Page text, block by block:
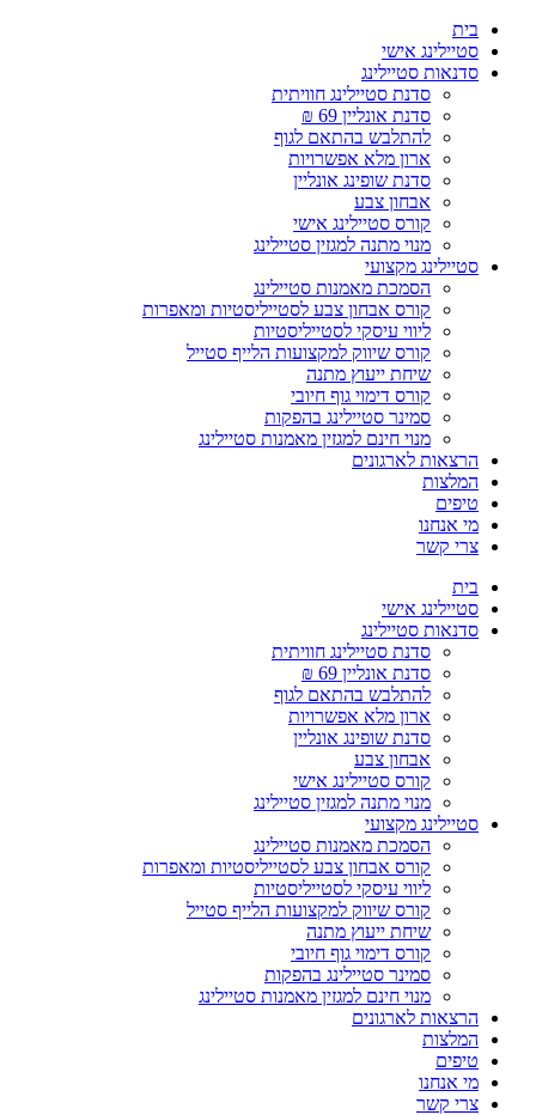
Skip
content
בית
סטיילינג אישי
סדנאות סטיילינג
סדנת סטיילינג חוויתית
סדנת אונליין 69 ₪
להתלבש בהתאם לגוף
ארון מלא אפשרויות
סדנת שופינג אונליין
אבחון צבע
קורס סטיילינג אישי
מנוי מתנה למגזין סטיילינג
סטיילינג מקצועי
הסמכת מאמנות סטיילינג
קורס אבחון צבע לסטייליסטיות ומאפרות
ליווי עיסקי לסטייליסטיות
קורס שיווק למקצועות הלייף סטייל
שיחת ייעוץ מתנה
קורס דימוי גוף חיובי
סמינר סטיילינג בהפקות
מנוי חינם למגזין מאמנות סטיילינג
הרצאות לארגונים
המלצות
טיפים
מי אנחנו
צרי קשר
בית
סטיילינג אישי
סדנאות סטיילינג
סדנת סטיילינג חוויתית
סדנת אונליין 69 ₪
להתלבש בהתאם לגוף
ארון מלא אפשרויות
סדנת שופינג אונליין
אבחון צבע
קורס סטיילינג אישי
מנוי מתנה למגזין סטיילינג
סטיילינג מקצועי
הסמכת מאמנות סטיילינג
קורס אבחון צבע לסטייליסטיות ומאפרות
ליווי עיסקי לסטייליסטיות
קורס שיווק למקצועות הלייף סטייל
שיחת ייעוץ מתנה
קורס דימוי גוף חיובי
סמינר סטיילינג בהפקות
מנוי חינם למגזין מאמנות סטיילינג
הרצאות לארגונים
המלצות
טיפים
מי אנחנו
צרי קשר